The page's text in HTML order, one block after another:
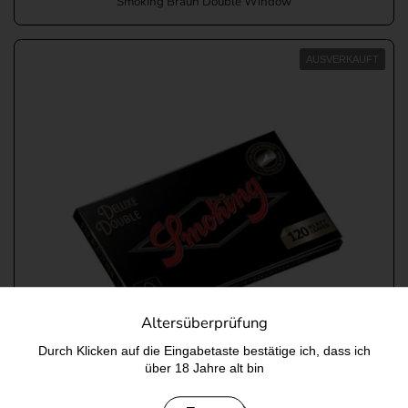
AUSVERKAUFT
Altersüberprüfung
Durch Klicken auf die Eingabetaste bestätige ich, dass ich
über 18 Jahre alt bin